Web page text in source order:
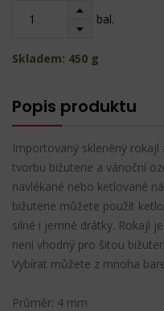
bal.
Skladem: 450 g
Popis produktu
Importovaný skleněný
tvorbu bižuterie a vánoční
navlékané nebo ketlované
bižuterie můžete použít
silné i jemné drátky. Rokajl
není vhodný pro šitou
Vybírat můžete z mnoha
Průměr: 4 mm